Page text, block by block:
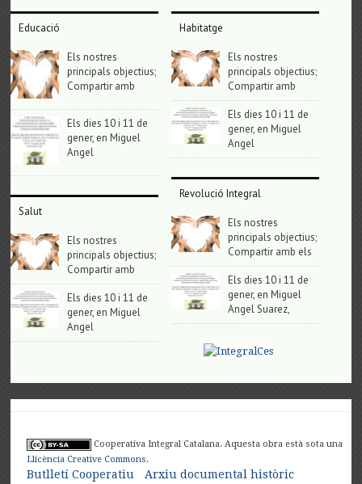
Educació
Els nostres
principals objectius;
Compartir amb
Els dies 10 i 11 de
gener, en Miguel
Angel
Salut
Els nostres
principals objectius;
Compartir amb
Els dies 10 i 11 de
gener, en Miguel
Angel
Habitatge
Els nostres
principals objectius;
Compartir amb
Els dies 10 i 11 de
gener, en Miguel
Angel
Revolució Integral
Els nostres
principals objectius;
Compartir amb els
Els dies 10 i 11 de
gener, en Miguel
Angel Suarez,
Cooperativa Integral Catalana. Aquesta obra està sota una
Llicència Creative Commons.
Butlletí Cooperatiu Arxiu documental històric